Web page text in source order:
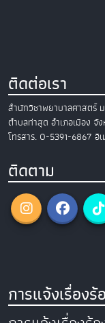
ติดต่อเรา
สำนักวิชาพยาบาลศาสตร์
ตำบลท่าสุด อำเภอเมือง จั
โทรสาร. 0-5391-6867 อี
ติดตาม
การแจ้งเรื่อง